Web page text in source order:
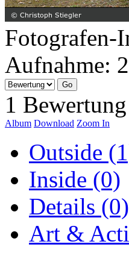
Fotografen-
Aufnahme:
1 Bewertung
Album Download Zoom In
Outside
Inside (0)
Details (0)
Art &